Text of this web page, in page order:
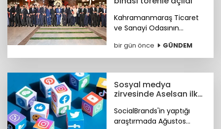
Kahramanmaraş Ticaret
ve Sanayi Odasının
depremlerinin ardından
yeniden inşa edilen yeni
törenle hizmete açıldı.
bir gün önce GÜNDEM
Sosyal medya
zirvesinde Aselsan ilk
SocialBrands'in yaptığı
araştırmada Ağustos